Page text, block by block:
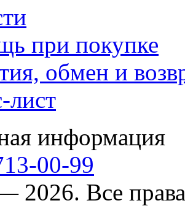
при покупке
обмен и
лист
информация
00-99
2026. Все